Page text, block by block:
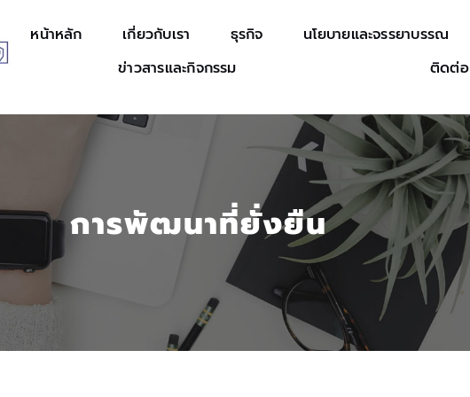
หน้าหลัก เกี่ยวกับเรา ธุรกิจ นโยบายและจรรยาบรรณ
ข่าวสารและกิจกรรม
ติดต่อ
การพัฒนาที่ยั่งยืน